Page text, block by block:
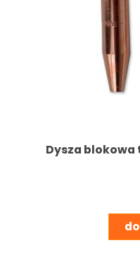
Dysza blokowa